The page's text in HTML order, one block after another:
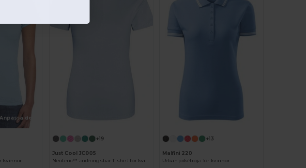
Anpassa det!
kvinnor
+19
Just Cool JC005
Neoteric™ andningsbar T-shirt för kvinnor
+13
Malfini 220
Urban pikétröja för kvinnor